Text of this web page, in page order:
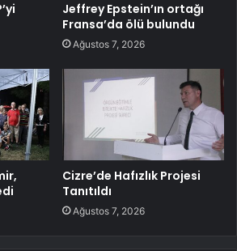
Jeffrey Epstein’ın ortağı
Fransa’da ölü bulundu
Ağustos 7, 2026
Cizre’de Hafızlık Projesi
Tanıtıldı
Ağustos 7, 2026